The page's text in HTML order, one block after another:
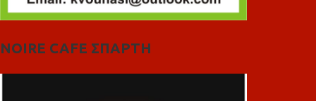
NOIRE CAFE ΣΠΑΡΤΗ